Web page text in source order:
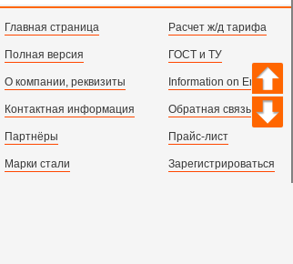
Главная страница
Полная версия
О компании, реквизиты
Контактная информация
Партнёры
Марки стали
Расчет ж/д тарифа
ГОСТ и ТУ
Information on English
Обратная связь
Прайс-лист
Зарегистрироваться